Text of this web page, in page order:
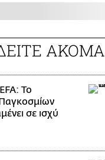
ΑΚΟΜΑ
Το
σε ισχύ